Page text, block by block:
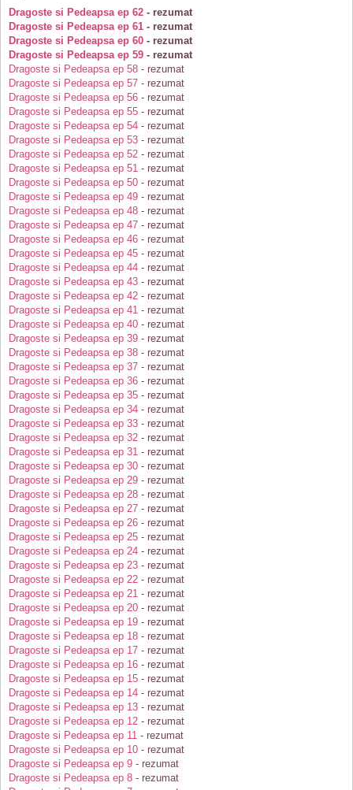
Dragoste si Pedeapsa ep 62 - rezumat
Dragoste si Pedeapsa ep 61 - rezumat
Dragoste si Pedeapsa ep 60 - rezumat
Dragoste si Pedeapsa ep 59 - rezumat
Dragoste si Pedeapsa ep 58 - rezumat
Dragoste si Pedeapsa ep 57 - rezumat
Dragoste si Pedeapsa ep 56 - rezumat
Dragoste si Pedeapsa ep 55 - rezumat
Dragoste si Pedeapsa ep 54 - rezumat
Dragoste si Pedeapsa ep 53 - rezumat
Dragoste si Pedeapsa ep 52 - rezumat
Dragoste si Pedeapsa ep 51 - rezumat
Dragoste si Pedeapsa ep 50 - rezumat
Dragoste si Pedeapsa ep 49 - rezumat
Dragoste si Pedeapsa ep 48 - rezumat
Dragoste si Pedeapsa ep 47 - rezumat
Dragoste si Pedeapsa ep 46 - rezumat
Dragoste si Pedeapsa ep 45 - rezumat
Dragoste si Pedeapsa ep 44 - rezumat
Dragoste si Pedeapsa ep 43 - rezumat
Dragoste si Pedeapsa ep 42 - rezumat
Dragoste si Pedeapsa ep 41 - rezumat
Dragoste si Pedeapsa ep 40 - rezumat
Dragoste si Pedeapsa ep 39 - rezumat
Dragoste si Pedeapsa ep 38 - rezumat
Dragoste si Pedeapsa ep 37 - rezumat
Dragoste si Pedeapsa ep 36 - rezumat
Dragoste si Pedeapsa ep 35 - rezumat
Dragoste si Pedeapsa ep 34 - rezumat
Dragoste si Pedeapsa ep 33 - rezumat
Dragoste si Pedeapsa ep 32 - rezumat
Dragoste si Pedeapsa ep 31 - rezumat
Dragoste si Pedeapsa ep 30 - rezumat
Dragoste si Pedeapsa ep 29 - rezumat
Dragoste si Pedeapsa ep 28 - rezumat
Dragoste si Pedeapsa ep 27 - rezumat
Dragoste si Pedeapsa ep 26 - rezumat
Dragoste si Pedeapsa ep 25 - rezumat
Dragoste si Pedeapsa ep 24 - rezumat
Dragoste si Pedeapsa ep 23 - rezumat
Dragoste si Pedeapsa ep 22 - rezumat
Dragoste si Pedeapsa ep 21 - rezumat
Dragoste si Pedeapsa ep 20 - rezumat
Dragoste si Pedeapsa ep 19 - rezumat
Dragoste si Pedeapsa ep 18 - rezumat
Dragoste si Pedeapsa ep 17 - rezumat
Dragoste si Pedeapsa ep 16 - rezumat
Dragoste si Pedeapsa ep 15 - rezumat
Dragoste si Pedeapsa ep 14 - rezumat
Dragoste si Pedeapsa ep 13 - rezumat
Dragoste si Pedeapsa ep 12 - rezumat
Dragoste si Pedeapsa ep 11 - rezumat
Dragoste si Pedeapsa ep 10 - rezumat
Dragoste si Pedeapsa ep 9 - rezumat
Dragoste si Pedeapsa ep 8 - rezumat